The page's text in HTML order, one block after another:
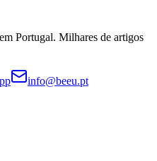
Portugal. Milhares de artigos
info@beeu.pt